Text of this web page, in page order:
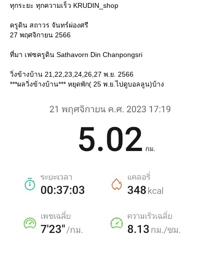
ทุกระยะ ทุกความเร็ว KRUDIN_shop
ครูดิน สถาวร จันทร์ผ่องศรี
27 พฤศจิกายน 2566
ที่มา เฟซครูดิน Sathavorn Din Chanpongsri
วิ่งข้างบ้าน 21,22,23,24,26,27 พ.ย. 2566
***ผลวิ่งข้างบ้าน*** หยุดพัก( 25 พ.ย.ไปดูบอลลูน)บ้าง